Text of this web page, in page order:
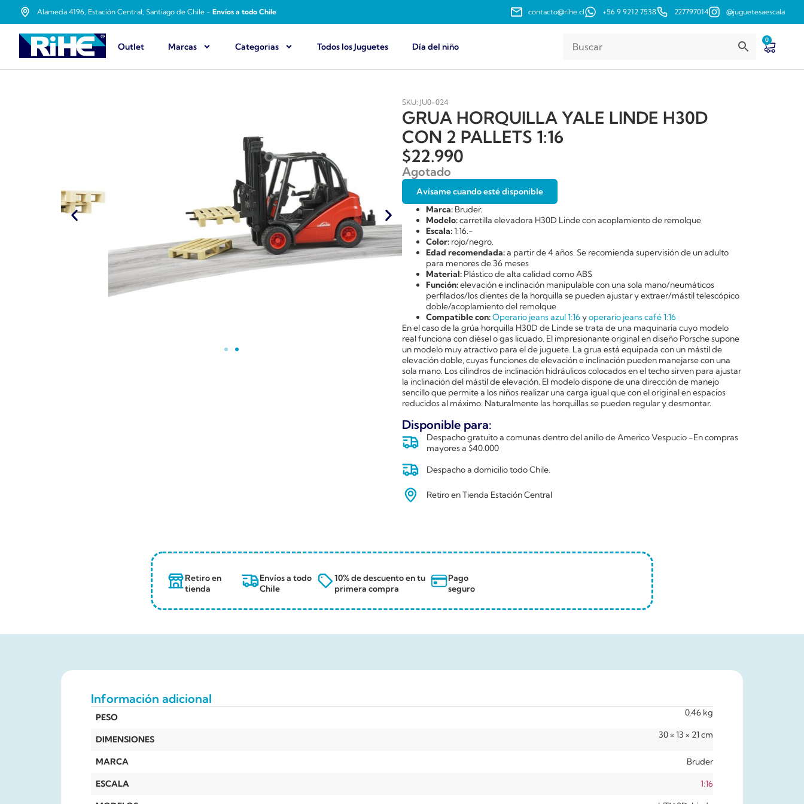
Alameda 4196, Estación Central, Santiago de Chile - Envíos a todo Chile contacto@rihe.cl +56 9 9212 7538 227797014 @juguetesaescala
Outlet Marcas Categorias Todos los Juguetes Día del niño
0
SKU: JU0-024
GRUA HORQUILLA YALE LINDE H30D
CON 2 PALLETS 1:16
$22.990
Agotado
Avísame cuando esté disponible
Marca: Bruder.
Modelo:carretilla elevadora H30D Linde con acoplamiento de remolque
Escala:1:16.-
Color: rojo/negro.
Edad recomendada:a partir de 4 años. Se recomienda supervisión de un adulto
para menores de 36 meses
Material: Plástico de alta calidad como ABS
Función:elevación e inclinación manipulable con una sola mano/neumáticos
perfilados/los dientes de la horquilla se pueden ajustar y extraer/mástil telescópico
doble/acoplamiento del remolque
Compatible con:Operario jeans azul 1:16yoperario jeans café 1:16
En el caso de la grúa horquilla H30D de Linde se trata de una maquinaria cuyo modelo
real funciona con diésel o gas licuado. El impresionante original en diseño Porsche supone
un modelo muy atractivo para el de juguete. La grua está equipada con un mástil de
elevación doble, cuyas funciones de elevación e inclinación pueden manejarse con una
sola mano. Los cilindros de inclinación hidráulicos colocados en el techo sirven para ajustar
la inclinación del mástil de elevación. El modelo dispone de una dirección de manejo
sencillo que permite a los niños realizar una carga igual que con el original en espacios
reducidos al máximo. Naturalmente las horquillas se pueden regular y desmontar.
Disponible para:
Despacho gratuito a comunas dentro del anillo de Americo Vespucio -En compras
mayores a $40.000
Despacho a domicilio todo Chile.
Retiro en Tienda Estación Central
Retiro en
tienda
Envíos a todo
Chile
10% de descuento en tu
primera compra
Pago
seguro
Información adicional
PESO 0,46 kg
DIMENSIONES 30 × 13 × 21 cm
MARCA Bruder
ESCALA 1:16